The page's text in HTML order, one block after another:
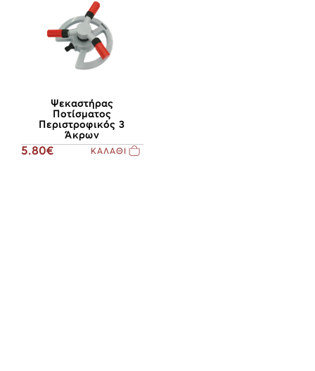
Ψεκαστήρας
Ποτίσματος
Περιστροφικός 3
Άκρων
5.80€ ΚΑΛΑΘΙ